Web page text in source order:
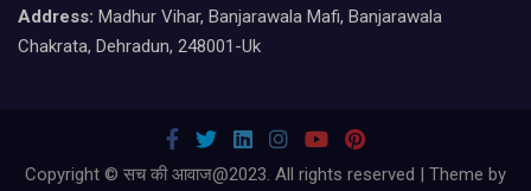
Address: Madhur Vihar, Banjarawala Mafi, Banjarawala
Chakrata, Dehradun, 248001-Uk
Copyright © सच की आवाज@2023. All rights reserved | Theme by